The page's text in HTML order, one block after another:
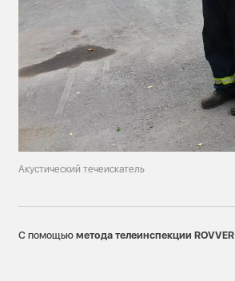
Акустический течеискатель
С помощьюметода телеинспекции ROVVER